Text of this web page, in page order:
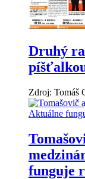
Druhý
Zdroj: Tomáš
funguje